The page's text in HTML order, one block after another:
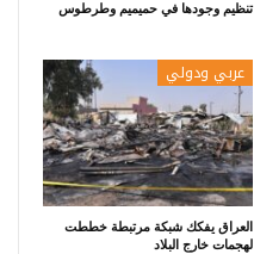
تنظيم وجودها في حميميم وطرطوس
عربي ودولي
العراق يفكك شبكة مرتبطة خططت
لهجمات خارج البلاد